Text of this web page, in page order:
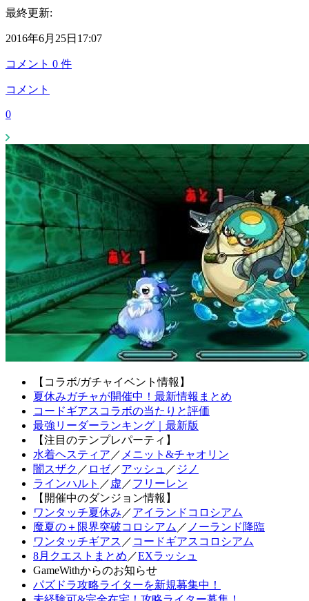
最終更新:
2016年6月25日17:07
コメント 0 件
コメント
0
【コラボ/ガチャイベント情報】
夏休みガチャが開催中！最新情報まとめ
コードギアスコラボの当たりと評価
最強リーダーランキング｜最新版
【注目のテンプレパーティ】
水着ヘスティア ／ メニット&チャオリン
闇スザク ／ ロゼ／アッシュ ／ ジノ
ラインハルト ／ 虚 ／フリーレン
【開催中のダンジョン情報】
ワンタッチ夏休み ／アイランドコロシアム
魔夏の＋限界突破コロシアム ／ ノーランド降臨
ワンタッチギアス ／ コードギアスコロシアム
8月クエストまとめ ／EXラッシュ
GameWithからのお知らせ
パズドラ攻略ライターを新規募集中！